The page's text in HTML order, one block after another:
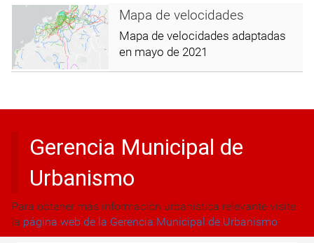
Mapa de velocidades
Mapa de velocidades adaptadas
en mayo de 2021
Gerencia Municipal de
Urbanismo
Para obtener más información urbanística relevante visite
la página web de la Gerencia Municipal de Urbanismo.